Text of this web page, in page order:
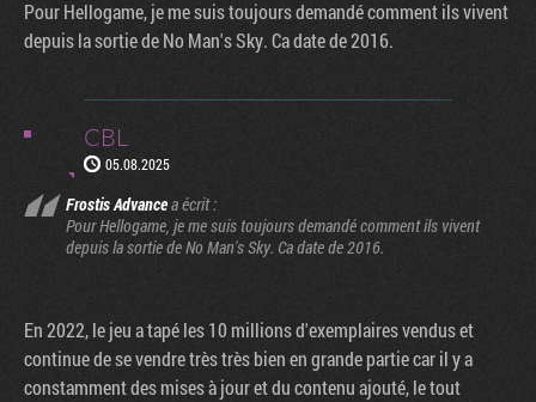
Pour Hellogame, je me suis toujours demandé comment ils vivent
depuis la sortie de No Man's Sky. Ca date de 2016.
CBL
05.08.2025
Frostis Advancea écrit :
Pour Hellogame, je me suis toujours demandé comment ils vivent
depuis la sortie de No Man's Sky. Ca date de 2016.
En 2022, le jeu a tapé les 10 millions d'exemplaires vendus et
continue de se vendre très très bien en grande partie car il y a
constamment des mises à jour et du contenu ajouté, le tout